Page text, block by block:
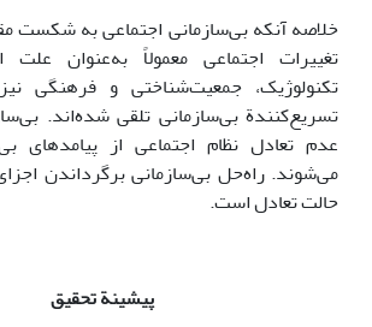
خلاصه آنکه بی‌سازمانی اجتماعی به شکست
تغییرات اجتماعی معمولاً به‌عنوان
تکنولوژیک، جمعیت‌شناختی و فرهنگی
تسریع‌کنندة بی‌سازمانی تلقی شده‌اند.
عدم تعادل نظام اجتماعی از پیامدهای
می‌شوند. راه‌حل بی‌سازمانی برگرداندن
حالت تعادل است.
پیشینة تحقیق